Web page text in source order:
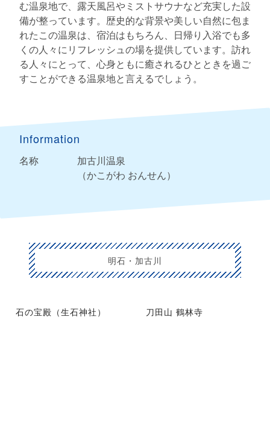
む温泉地で、露天風呂やミストサウナなど充実した設
備が整っています。歴史的な背景や美しい自然に包ま
れたこの温泉は、宿泊はもちろん、日帰り入浴でも多
くの人々にリフレッシュの場を提供しています。訪れ
る人々にとって、心身ともに癒されるひとときを過ご
すことができる温泉地と言えるでしょう。
Information
名称
加古川温泉
（かこがわ おんせん）
明石・加古川
石の宝殿（生石神社） 刀田山 鶴林寺